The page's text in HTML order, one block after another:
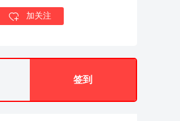
加关注
签到